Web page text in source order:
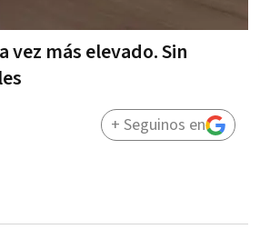
más elevado. Sin
+ Seguinos en